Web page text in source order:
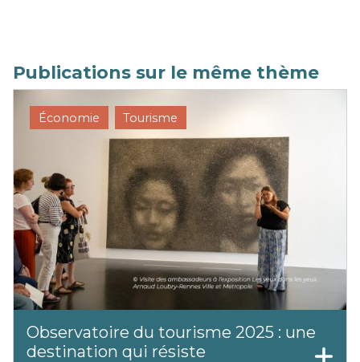
Publications sur le même thème
Économie Tourisme
Observatoire du tourisme 2025 : une
destination qui résiste